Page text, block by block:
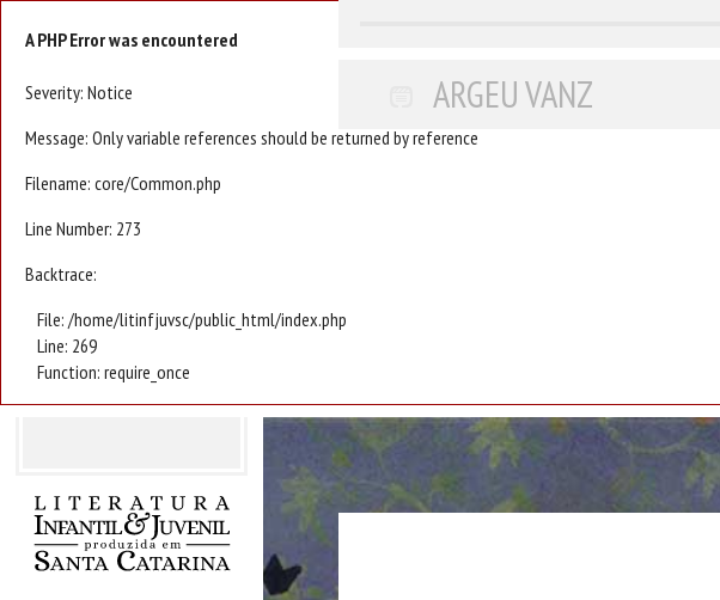
A PHP Error was encountered
Severity: Notice
Message: Only variable references should be returned by reference
Filename: core/Common.php
Line Number: 273
Backtrace:
File: /home/litinfjuvsc/public_html/index.php
Line: 269
Function: require_once
ARGEU VANZ